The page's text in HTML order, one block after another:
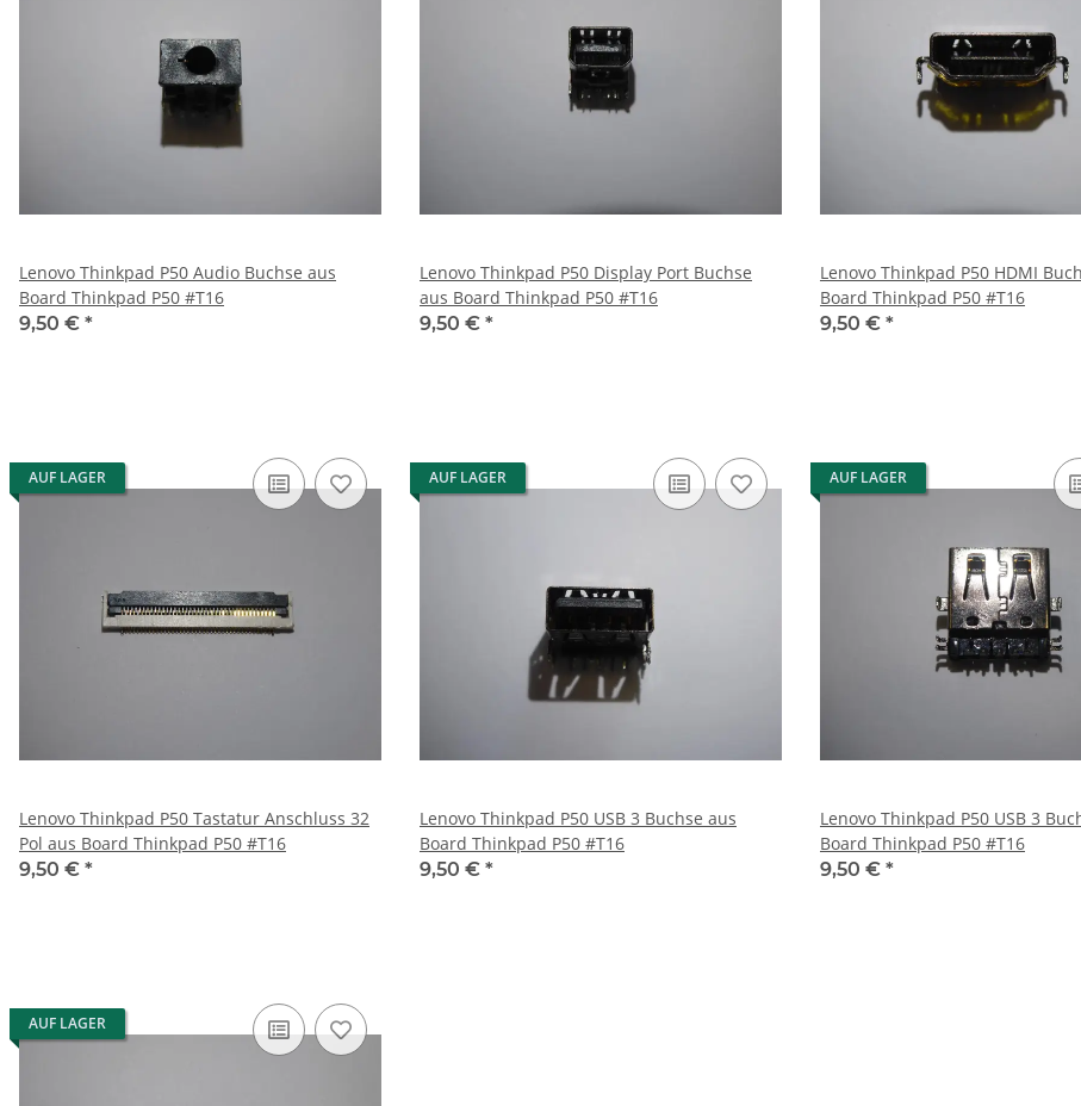
Lenovo Thinkpad P50 Audio Buchse aus
Board Thinkpad P50 #T16
9,50 € *
Lenovo Thinkpad P50 Display Port Buchse
aus Board Thinkpad P50 #T16
9,50 € *
Lenovo Thinkpad P50 HDMI Buchse aus
Board Thinkpad P50 #T16
9,50 € *
AUF LAGER
Lenovo Thinkpad P50 Tastatur Anschluss 32
Pol aus Board Thinkpad P50 #T16
9,50 € *
AUF LAGER
Lenovo Thinkpad P50 USB 3 Buchse aus
Board Thinkpad P50 #T16
9,50 € *
AUF LAGER
Lenovo Thinkpad P50 USB 3 Buchse aus
Board Thinkpad P50 #T16
9,50 € *
AUF LAGER